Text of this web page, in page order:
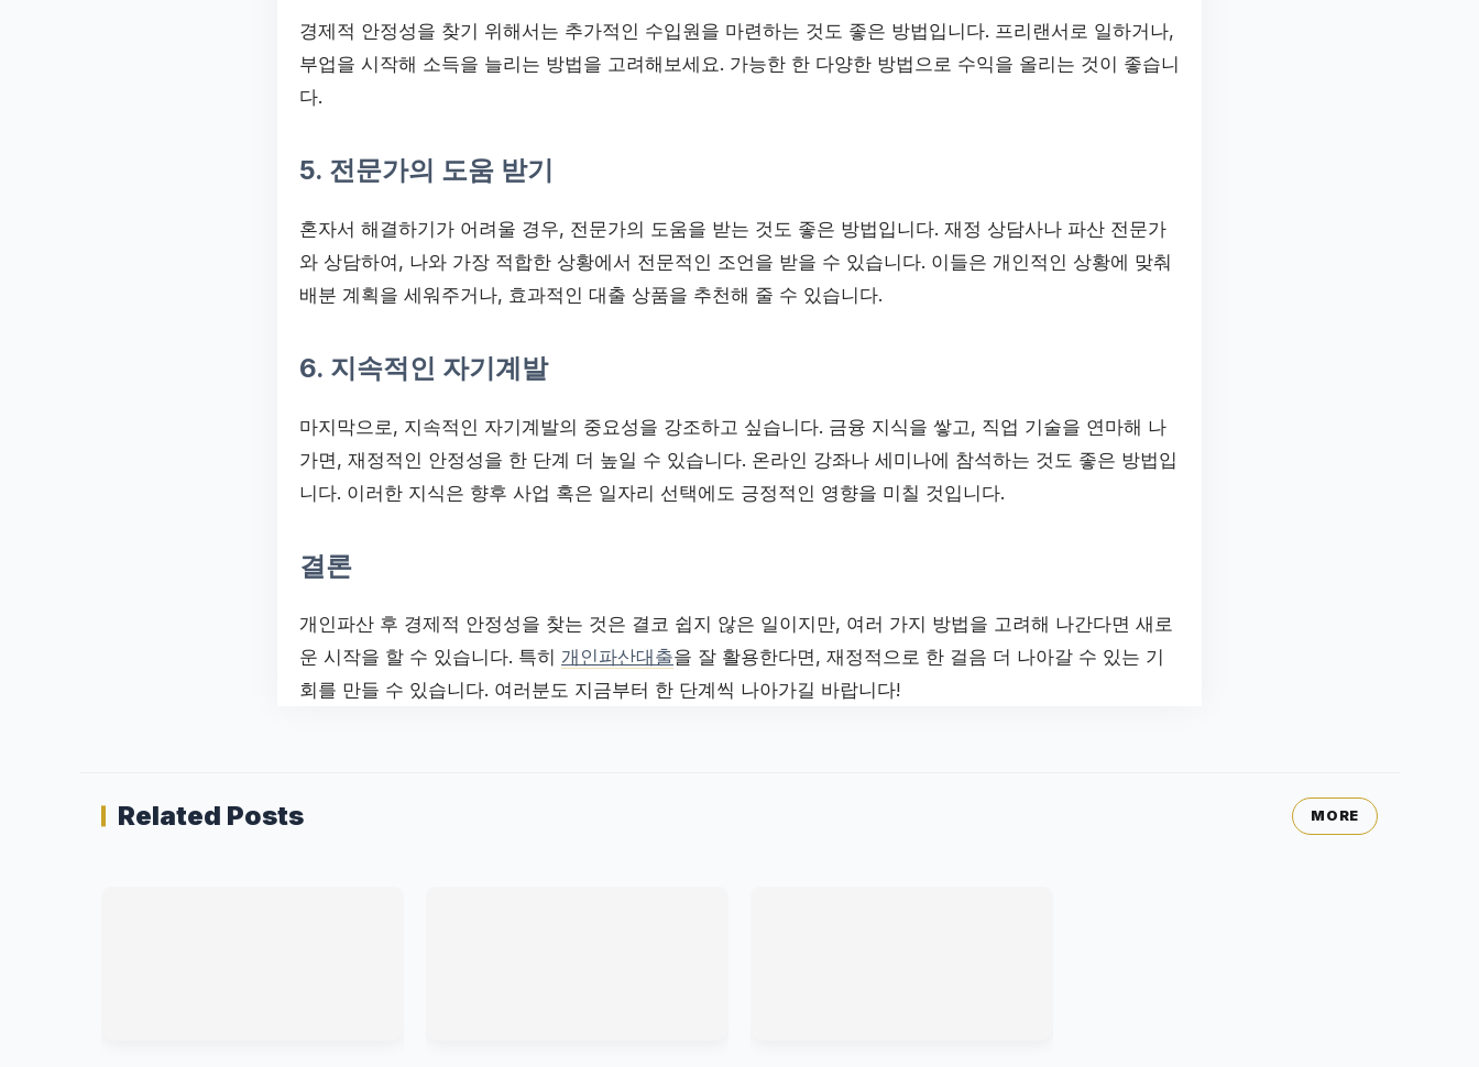
경제적 안정성을 찾기 위해서는 추가적인 수입원을 마련하는 것도 좋은 방법입니다. 프리랜서로 일하거나,
부업을 시작해 소득을 늘리는 방법을 고려해보세요. 가능한 한 다양한 방법으로 수익을 올리는 것이 좋습니
다.
5. 전문가의 도움 받기
혼자서 해결하기가 어려울 경우, 전문가의 도움을 받는 것도 좋은 방법입니다. 재정 상담사나 파산 전문가
와 상담하여, 나와 가장 적합한 상황에서 전문적인 조언을 받을 수 있습니다. 이들은 개인적인 상황에 맞춰
배분 계획을 세워주거나, 효과적인 대출 상품을 추천해 줄 수 있습니다.
6. 지속적인 자기계발
마지막으로, 지속적인 자기계발의 중요성을 강조하고 싶습니다. 금융 지식을 쌓고, 직업 기술을 연마해 나
가면, 재정적인 안정성을 한 단계 더 높일 수 있습니다. 온라인 강좌나 세미나에 참석하는 것도 좋은 방법입
니다. 이러한 지식은 향후 사업 혹은 일자리 선택에도 긍정적인 영향을 미칠 것입니다.
결론
개인파산 후 경제적 안정성을 찾는 것은 결코 쉽지 않은 일이지만, 여러 가지 방법을 고려해 나간다면 새로
운 시작을 할 수 있습니다. 특히 개인파산대출을 잘 활용한다면, 재정적으로 한 걸음 더 나아갈 수 있는 기
회를 만들 수 있습니다. 여러분도 지금부터 한 단계씩 나아가길 바랍니다!
Related Posts MORE